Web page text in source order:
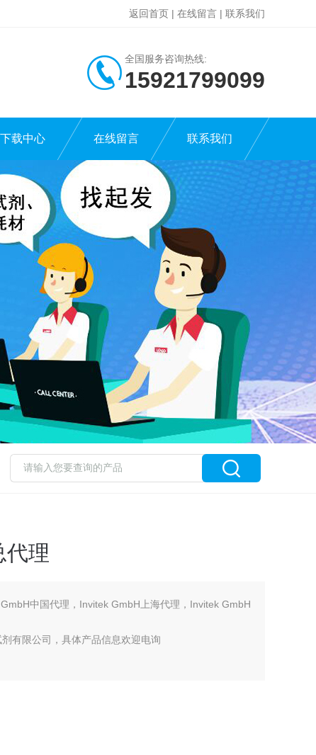
返回首页 | 在线留言 | 联系我们
全国服务咨询热线:
15921799099
下载中心 在线留言 联系我们
代理
中国代理，Invitek GmbH上海代理，Invitek GmbH
有限公司，具体产品信息欢迎电询